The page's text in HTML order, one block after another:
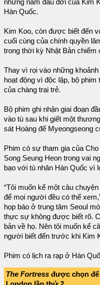
những năm đầu đời của Kim
Hàn Quốc.
Kim Koo, còn được biết đến
cuối cùng của chính quyền
trong thời kỳ Nhật Bản chiếm
Thay vì rọi vào những
hoạt động vì độc lập, bộ
của chàng trai trẻ.
Bộ phim ghi nhận giai đoạn
vào tù sau khi giết một
sát Hoàng đế Myeongseong
Phim có sự tham gia của
Song Seung Heon trong vai
bạo với tù nhân Hàn Quốc vì
“Tôi muốn kể một câu
để mọi người đều có thể
họp báo ở trung tâm Seoul
thực sự không được biết rõ.
bản về họ. Nên tôi muốn kể
người biết đến trước khi Kim
Phim có lịch ra rạp ở Hàn
The Fortress được chọn